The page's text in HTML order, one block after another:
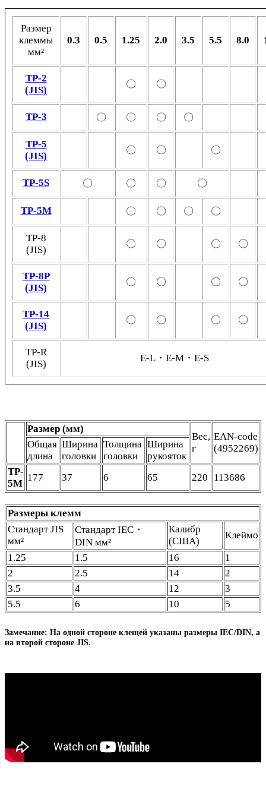
Размер
клеммы
мм²
0.3 0.5 1.25 2.0 3.5 5.5 8.0
TP-2
(JIS)
〇 〇
TP-3 〇 〇 〇 〇
TP-5
(JIS)
〇 〇 〇
TP-5S 〇 〇 〇 〇
TP-5M 〇 〇 〇 〇
TP-8
(JIS)
〇 〇 〇 〇
TP-8P
(JIS)
〇 〇 〇 〇
TP-14
(JIS)
〇 〇 〇 〇
TP-R
(JIS)
E-L・E-M・E-S
Размер (мм)
Вес,
г
EAN-code
(4952269)
Общая
длина
Ширина
головки
Толщина
головки
Ширина
рукояток
TP-
5M
177 37 6 65 220 113686
Размеры клемм
Стандарт JIS
мм²
Стандарт IEC・
DIN мм²
Калибр
(США)
Клеймо
1.25
1.5 16
1
2
2.5 14
2
3.5
4 12
3
5.5
6 10 5
Замечание: На одной стороне клещей указаны размеры IEC/DIN, а
на второй стороне JIS.